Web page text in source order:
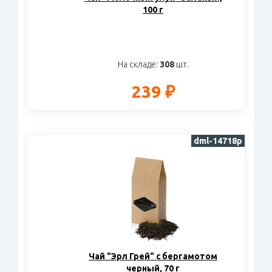
100 г
На складе: 308шт.
239 ₽
Чай "Эрл Грей" с бергамотом
черный, 70 г
dml-14718p